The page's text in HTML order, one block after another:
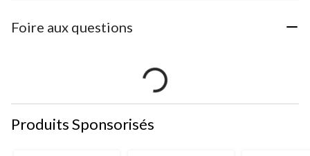
Foire aux questions
Produits Sponsorisés